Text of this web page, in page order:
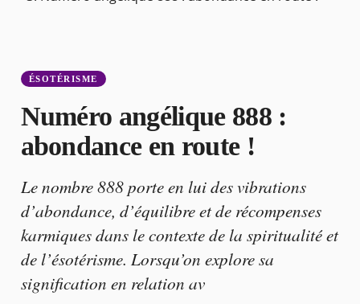
ÉSOTÉRISME
Numéro angélique 888 :
abondance en route !
Le nombre 888 porte en lui des vibrations
d’abondance, d’équilibre et de récompenses
karmiques dans le contexte de la spiritualité et
de l’ésotérisme. Lorsqu’on explore sa
signification en relation av